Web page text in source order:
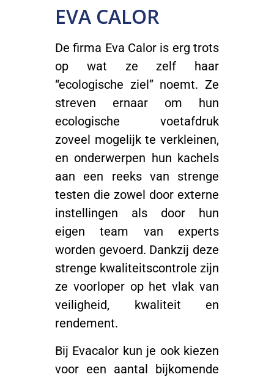
EVA CALOR
De firma Eva Calor is erg trots
op wat ze zelf haar
“ecologische ziel” noemt. Ze
streven ernaar om hun
ecologische voetafdruk
zoveel mogelijk te verkleinen,
en onderwerpen hun kachels
aan een reeks van strenge
testen die zowel door externe
instellingen als door hun
eigen team van experts
worden gevoerd. Dankzij deze
strenge kwaliteitscontrole zijn
ze voorloper op het vlak van
veiligheid, kwaliteit en
rendement.
Bij Evacalor kun je ook kiezen
voor een aantal bijkomende